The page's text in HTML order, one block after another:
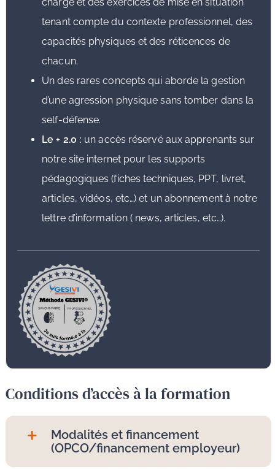
tenant compte du contexte professionnel, des
capacités physiques et des réticences de
chacun.
Un des rares concepts qui aborde la gestion
d’une agression physique sans tomber dans la
self-défense.
Le + 2.0 : un accès réservé aux apprenants sur
notre site internet pour les supports
pédagogiques (fiches techniques, PPT, livret,
articles, vidéos, etc…) et un abonnement à notre
lettre d’information ( news, articles, etc…).
Conditions d’accès à la formation
Modalités et financement
(OPCO/financement employeur)